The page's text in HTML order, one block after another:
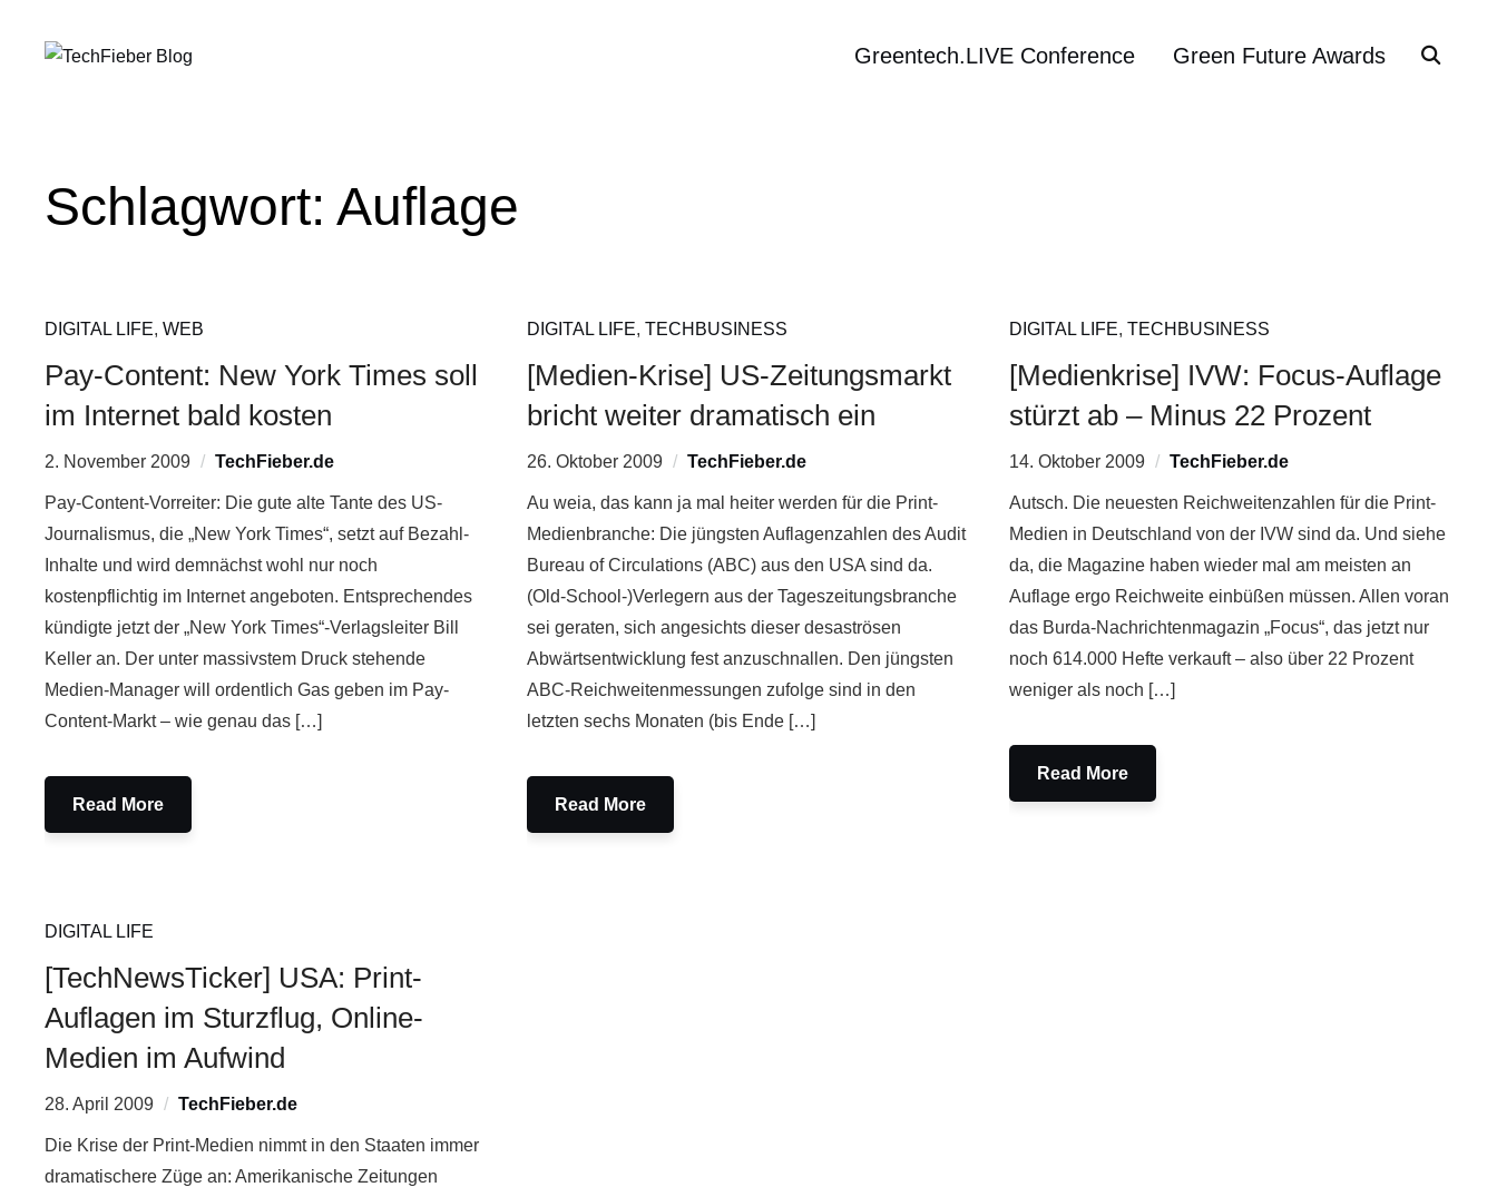
Greentech.LIVE Conference Green Future Awards
Schlagwort:Auflage
DIGITAL LIFE,WEB
Pay-Content: New York Times soll
im Internet bald kosten
2. November 2009 TechFieber.de
Pay-Content-Vorreiter: Die gute alte Tante des US-
Journalismus, die „New York Times“, setzt auf Bezahl-
Inhalte und wird demnächst wohl nur noch
kostenpflichtig im Internet angeboten. Entsprechendes
kündigte jetzt der „New York Times“-Verlagsleiter Bill
Keller an. Der unter massivstem Druck stehende
Medien-Manager will ordentlich Gas geben im Pay-
Content-Markt – wie genau das […]
Read More
DIGITAL LIFE, TECHBUSINESS
[Medien-Krise] US-Zeitungsmarkt
bricht weiter dramatisch ein
26. Oktober 2009 TechFieber.de
Au weia, das kann ja mal heiter werden für die Print-
Medienbranche: Die jüngsten Auflagenzahlen des Audit
Bureau of Circulations (ABC) aus den USA sind da.
(Old-School-)Verlegern aus der Tageszeitungsbranche
sei geraten, sich angesichts dieser desaströsen
Abwärtsentwicklung fest anzuschnallen. Den jüngsten
ABC-Reichweitenmessungen zufolge sind in den
letzten sechs Monaten (bis Ende […]
Read More
DIGITAL LIFE, TECHBUSINESS
[Medienkrise] IVW: Focus-Auflage
stürzt ab – Minus 22 Prozent
14. Oktober 2009 TechFieber.de
Autsch. Die neuesten Reichweitenzahlen für die Print-
Medien in Deutschland von der IVW sind da. Und siehe
da, die Magazine haben wieder mal am meisten an
Auflage ergo Reichweite einbüßen müssen. Allen voran
das Burda-Nachrichtenmagazin „Focus“, das jetzt nur
noch 614.000 Hefte verkauft – also über 22 Prozent
weniger als noch […]
Read More
DIGITAL LIFE
[TechNewsTicker] USA: Print-
Auflagen im Sturzflug, Online-
Medien im Aufwind
28. April 2009 TechFieber.de
Die Krise der Print-Medien nimmt in den Staaten immer
dramatischere Züge an: Amerikanische Zeitungen